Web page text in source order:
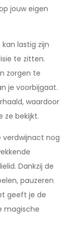
jouw eigen
lastig zijn
te zitten.
zorgen te
je voorbijgaat.
waardoor
ze bekijkt.
verdwijnact nog
Dankzij de
pauzeren
geeft je de
magische